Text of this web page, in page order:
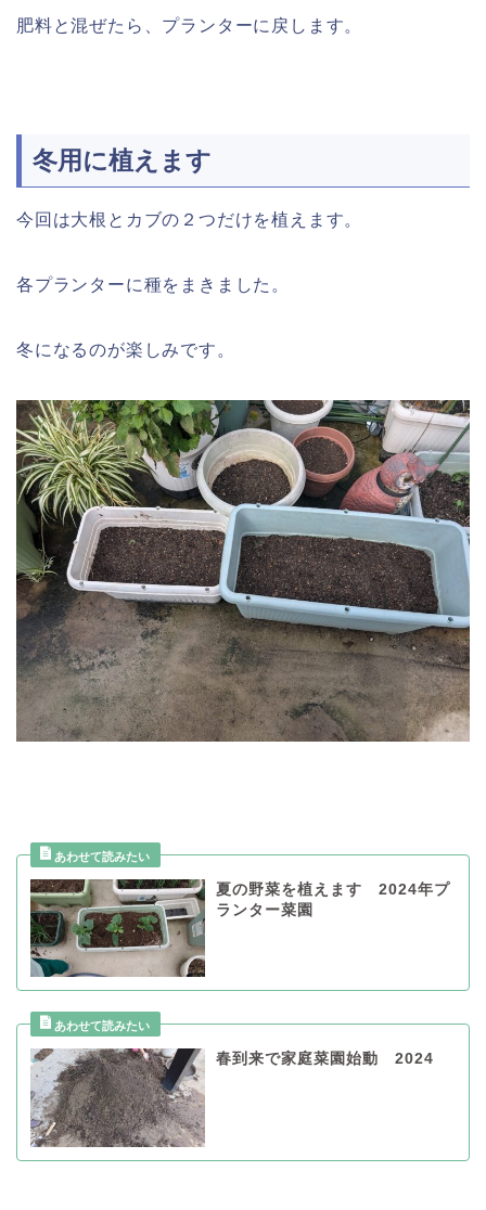
肥料と混ぜたら、プランターに戻します。
冬用に植えます
今回は大根とカブの２つだけを植えます。
各プランターに種をまきました。
冬になるのが楽しみです。
夏の野菜を植えます 2024年プ
ランター菜園
春到来で家庭菜園始動 2024